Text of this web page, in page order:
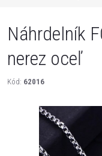
Náhrdelník
nerez oceľ
Kód: 62016